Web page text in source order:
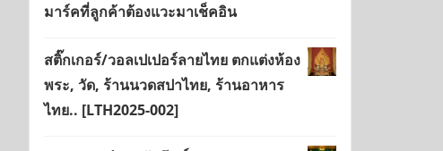
มาร์คที่ลูกค้าต้องแวะมาเช็คอิน
สติ๊กเกอร์/วอลเปเปอร์ลายไทย ตกแต่งห้อง
พระ, วัด, ร้านนวดสปาไทย, ร้านอาหาร
ไทย.. [LTH2025-002]